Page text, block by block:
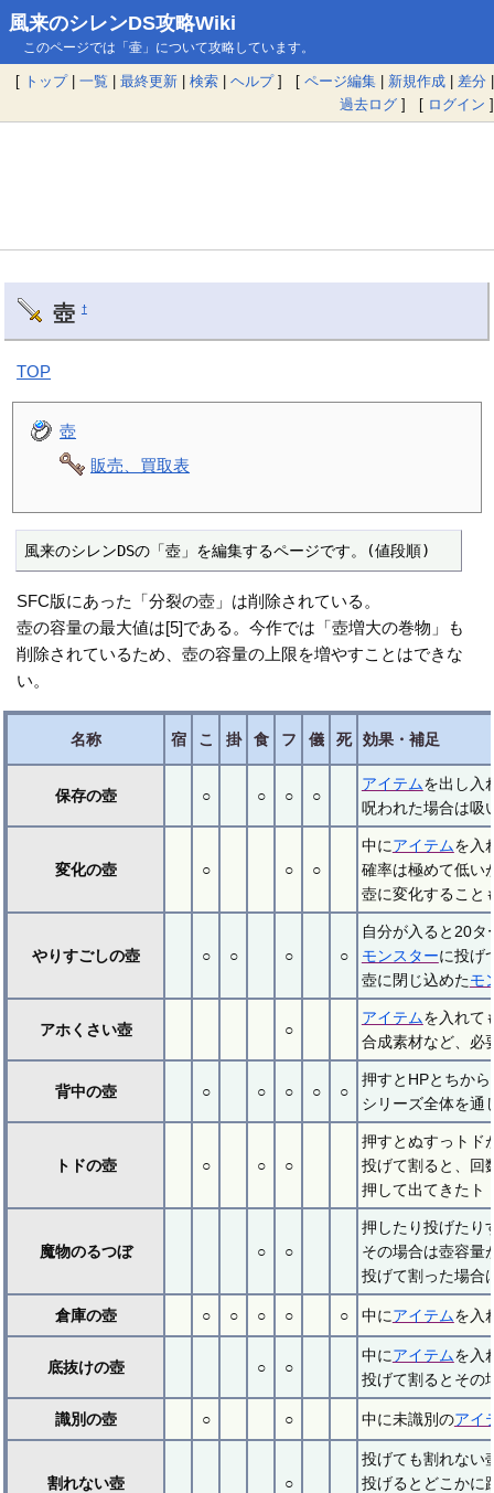
風来のシレンDS攻略Wiki
このページでは「壷」について攻略しています。
[ トップ| 一覧 | 最終更新 | 検索 | ヘルプ] [ ページ編集 | 新規作成 | 差分 |
過去ログ ] [ ログイン ]
壺 †
TOP
壺
販売、買取表
風来のシレンDSの「壺」を編集するページです。(値段順)
SFC版にあった「分裂の壺」は削除されている。
壺の容量の最大値は[5]である。今作では「壺増大の巻物」も
削除されているため、壺の容量の上限を増やすことはできな
い。
名称 宿 こ 掛 食 フ 儀 死 効果・補足
保存の壺 ○ ○ ○ ○
アイテムを出し入
呪われた場合は吸
変化の壺 ○ ○ ○
中にアイテムを入
確率は極めて低い
壺に変化すること
やりすごしの壺 ○ ○ ○ ○
自分が入ると20
モンスターに投げ
壺に閉じ込めたモ
アホくさい壺 ○
アイテムを入れて
合成素材など、必
背中の壺 ○ ○ ○ ○ ○
押すとHPとちか
シリーズ全体を通
トドの壺 ○ ○ ○
押すとぬすっトド
投げて割ると、回
押して出てきたト
魔物のるつぼ ○ ○
押したり投げたり
その場合は壺容量
投げて割った場合
倉庫の壺 ○ ○ ○ ○ ○ 中にアイテムを入
底抜けの壺 ○ ○
中にアイテムを入
投げて割るとその
識別の壺 ○ ○ 中に未識別のアイ
割れない壺 ○
投げても割れない
投げるとどこかに